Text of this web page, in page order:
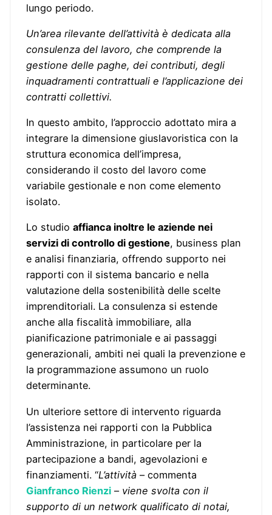
lungo periodo.
Un’area rilevante dell’attività è dedicata alla
consulenza del lavoro, che comprende la
gestione delle paghe, dei contributi, degli
inquadramenti contrattuali e l’applicazione dei
contratti collettivi.
In questo ambito, l’approccio adottato mira a
integrare la dimensione giuslavoristica con la
struttura economica dell’impresa,
considerando il costo del lavoro come
variabile gestionale e non come elemento
isolato.
Lo studio affianca inoltre le aziende nei
servizi di controllo di gestione, business plan
e analisi finanziaria, offrendo supporto nei
rapporti con il sistema bancario e nella
valutazione della sostenibilità delle scelte
imprenditoriali. La consulenza si estende
anche alla fiscalità immobiliare, alla
pianificazione patrimoniale e ai passaggi
generazionali, ambiti nei quali la prevenzione e
la programmazione assumono un ruolo
determinante.
Un ulteriore settore di intervento riguarda
l’assistenza nei rapporti con la Pubblica
Amministrazione, in particolare per la
partecipazione a bandi, agevolazioni e
finanziamenti. “L’attività– commenta
Gianfranco Rienzi– viene svolta con il
supporto di un network qualificato di notai,